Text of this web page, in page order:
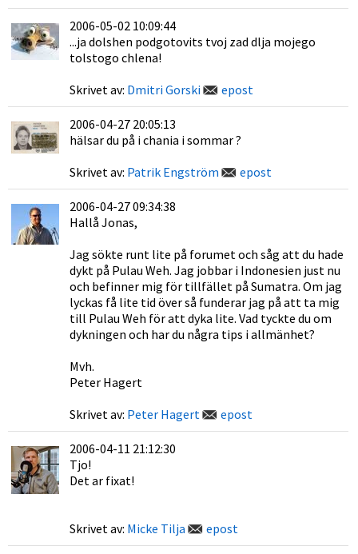
2006-05-02 10:09:44
...ja dolshen podgotovits tvoj zad dlja mojego
tolstogo chlena!
Skrivet av: Dmitri Gorski epost
2006-04-27 20:05:13
hälsar du på i chania i sommar ?
Skrivet av: Patrik Engström epost
2006-04-27 09:34:38
Hallå Jonas,
Jag sökte runt lite på forumet och såg att du hade
dykt på Pulau Weh. Jag jobbar i Indonesien just nu
och befinner mig för tillfället på Sumatra. Om jag
lyckas få lite tid över så funderar jag på att ta mig
till Pulau Weh för att dyka lite. Vad tyckte du om
dykningen och har du några tips i allmänhet?
Mvh.
Peter Hagert
Skrivet av: Peter Hagert epost
2006-04-11 21:12:30
Tjo!
Det ar fixat!
Skrivet av: Micke Tilja epost